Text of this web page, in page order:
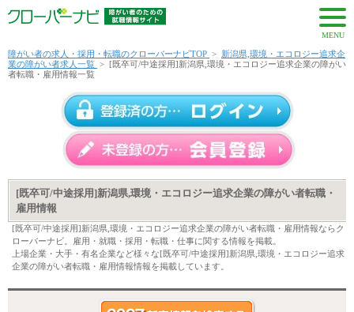
MENU
障がい者の求人・採用・転職のクローバーナビTOP > 新潟県,環境・エコロジー追求企
業の障がい者求人一覧 > [既卒可/中途採用]新潟県,環境・エコロジー追求企業の障がい
者転職・雇用情報一覧
[既卒可/中途採用]新潟県,環境・エコロジー追求企業の障がい者転職・
雇用情報
[既卒可/中途採用]新潟県,環境・エコロジー追求企業の障がい者転職・雇用情報ならク
ローバーナビ。雇用・就職・採用・転職・仕事に関する情報を掲載。
上場企業・大手・有名企業など様々な[既卒可/中途採用]新潟県,環境・エコロジー追求
企業の障がい者転職・雇用情報情報を掲載しています。